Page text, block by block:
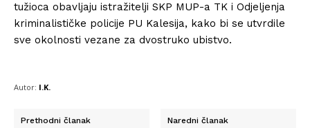
tužioca obavljaju istražitelji SKP MUP-a TK i Odjeljenja
kriminalističke policije PU Kalesija, kako bi se utvrdile
sve okolnosti vezane za dvostruko ubistvo.
Autor: I.K.
Prethodni članak Naredni članak